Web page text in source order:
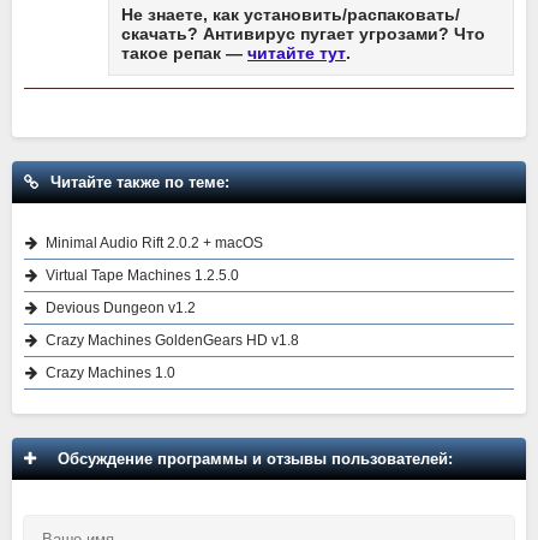
Не знаете, как установить/распаковать/
скачать? Антивирус пугает угрозами? Что
такое репак — читайте тут.
Читайте также по теме:
Minimal Audio Rift 2.0.2 + macOS
Virtual Tape Machines 1.2.5.0
Devious Dungeon v1.2
Crazy Machines GoldenGears HD v1.8
Crazy Machines 1.0
Обсуждение программы и отзывы пользователей: